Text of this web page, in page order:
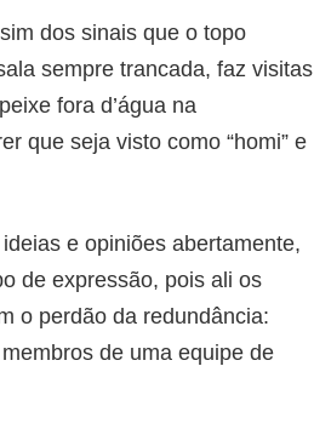
dos sinais que o topo
sempre trancada, faz visitas
fora d’água na
que seja visto como “homi” e
e opiniões abertamente,
de expressão, pois ali os
o perdão da redundância:
de uma equipe de